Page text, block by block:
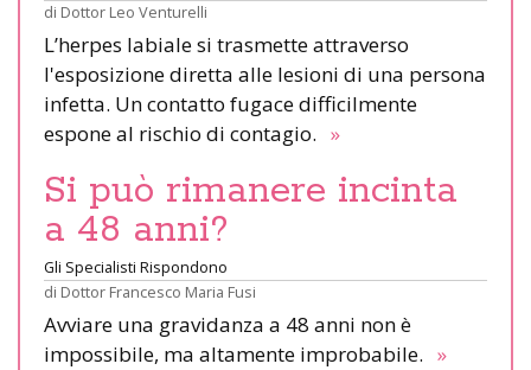
di Dottor Leo Venturelli
L’herpes labiale si trasmette attraverso
l'esposizione diretta alle lesioni di una persona
infetta. Un contatto fugace difficilmente
espone al rischio di contagio. »
Si può rimanere incinta
a 48 anni?
Gli Specialisti Rispondono
di Dottor Francesco Maria Fusi
Avviare una gravidanza a 48 anni non è
impossibile, ma altamente improbabile. »